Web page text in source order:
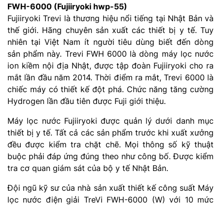
FWH-6000 (Fujiiryoki hwp-55)
Fujiiryoki Trevi là thương hiệu nổi tiếng tại Nhật Bản và
thế giới. Hãng chuyên sản xuất các thiết bị y tế. Tuy
nhiên tại Việt Nam ít người tiêu dùng biết đến dòng
sản phẩm này. Trevi FWH 6000 là dòng máy lọc nước
ion kiềm nội địa Nhật, được tập đoàn Fujiiryoki cho ra
mắt lần đầu năm 2014. Thời điểm ra mắt, Trevi 6000 là
chiếc máy có thiết kế đột phá. Chức năng tăng cường
Hydrogen lần đầu tiên được Fuji giới thiệu.
Máy lọc nước Fujiiryoki được quản lý dưới danh mục
thiết bị y tế. Tất cả các sản phẩm trước khi xuất xưởng
đều được kiểm tra chặt chẽ. Mọi thông số kỹ thuật
buộc phải đáp ứng đúng theo như công bố. Được kiểm
tra cơ quan giám sát của bộ y tế Nhật Bản.
Đội ngũ kỹ sư của nhà sản xuất thiết kế công suất Máy
lọc nước điện giải TreVi FWH-6000 (W) với 10 mức